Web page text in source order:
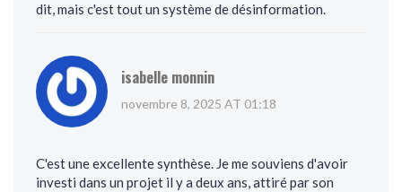
dit, mais c'est tout un système de désinformation.
isabelle monnin
novembre 8, 2025 AT 01:18
C'est une excellente synthèse. Je me souviens d'avoir
investi dans un projet il y a deux ans, attiré par son